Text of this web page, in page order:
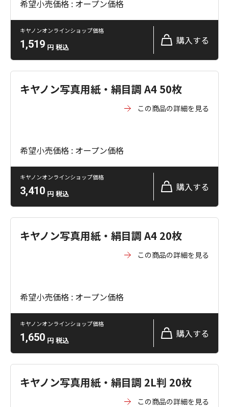
希望小売価格 : オープン価格
キヤノンオンラインショップ価格
1,519 円 税込
購入する
キヤノン写真用紙・絹目調 A4 50枚
この商品の詳細を見る
希望小売価格 : オープン価格
キヤノンオンラインショップ価格
3,410 円 税込
購入する
キヤノン写真用紙・絹目調 A4 20枚
この商品の詳細を見る
希望小売価格 : オープン価格
キヤノンオンラインショップ価格
1,650 円 税込
購入する
キヤノン写真用紙・絹目調 2L判 20枚
この商品の詳細を見る